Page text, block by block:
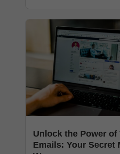
Unlock the Power of
Emails: Your Secret